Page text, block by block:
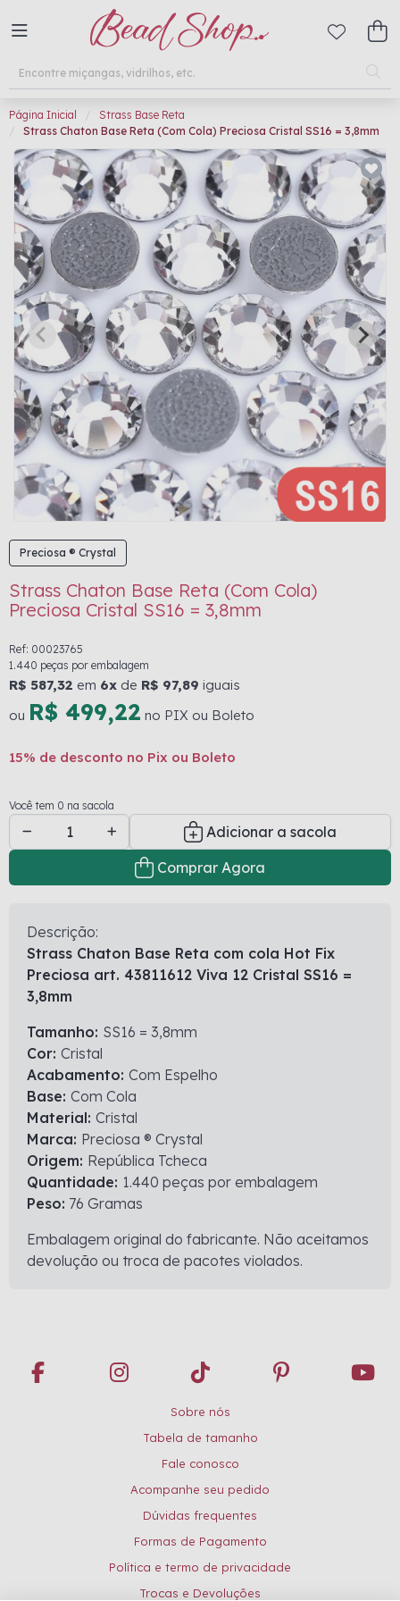
Página Inicial
Strass Base Reta
Strass Chaton Base Reta (Com Cola) Preciosa Cristal SS16 = 3,8mm
Preciosa ® Crystal
Strass Chaton Base Reta (Com Cola)
Preciosa Cristal SS16 = 3,8mm
Ref: 00023765
1.440 peças por embalagem
R$ 587,32 em 6x de R$ 97,89 iguais
ou R$ 499,22 no PIX ou Boleto
15% de desconto no Pix ou Boleto
Você tem 0 na sacola
Adicionar a sacola
Comprar Agora
Descrição:
Strass Chaton Base Reta com cola Hot Fix
Preciosa art. 43811612 Viva 12 Cristal SS16 =
3,8mm
Tamanho: SS16 = 3,8mm
Cor: Cristal
Acabamento: Com Espelho
Base: Com Cola
Material: Cristal
Marca: Preciosa ® Crystal
Origem: República Tcheca
Quantidade: 1.440 peças por embalagem
Peso: 76 Gramas
Embalagem original do fabricante. Não aceitamos
devolução ou troca de pacotes violados.
Sobre nós
Tabela de tamanho
Fale conosco
Acompanhe seu pedido
Dúvidas frequentes
Formas de Pagamento
Política e termo de privacidade
Trocas e Devoluções